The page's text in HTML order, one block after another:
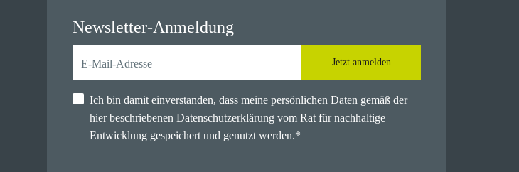
Newsletter-Anmeldung
Jetzt anmelden
Ich bin damit einverstanden, dass meine persönlichen Daten gemäß der
hier beschriebenen Datenschutzerklärung vom Rat für nachhaltige
Entwicklung gespeichert und genutzt werden.*